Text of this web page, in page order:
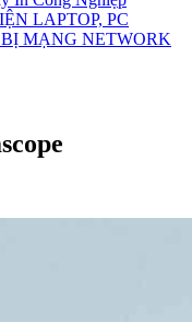
LAPTOP, PC
MẠNG NETWORK